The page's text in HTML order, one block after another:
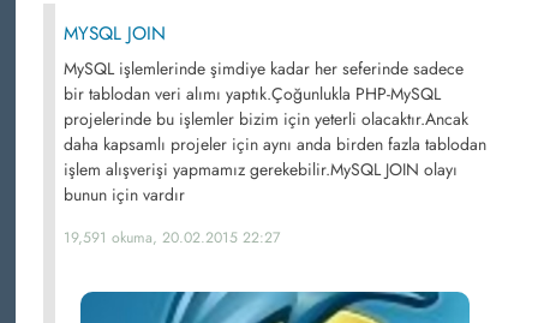
MYSQL JOIN
MySQL işlemlerinde şimdiye kadar her seferinde sadece
bir tablodan veri alımı yaptık.Çoğunlukla PHP-MySQL
projelerinde bu işlemler bizim için yeterli olacaktır.Ancak
daha kapsamlı projeler için aynı anda birden fazla tablodan
işlem alışverişi yapmamız gerekebilir.MySQL JOIN olayı
bunun için vardır
19,591 okuma, 20.02.2015 22:27